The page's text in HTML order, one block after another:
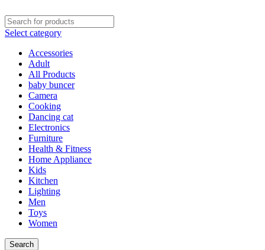
Select category
Accessories
Adult
All Products
baby buncer
Camera
Cooking
Dancing cat
Electronics
Furniture
Health & Fitness
Home Appliance
Kids
Kitchen
Lighting
Men
Toys
Women
Search